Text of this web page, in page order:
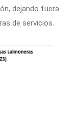
dejando fuera
de servicios.